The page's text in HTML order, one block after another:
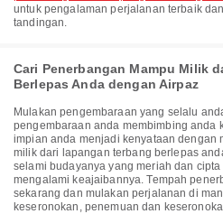
untuk pengalaman perjalanan terbaik
tandingan.
Cari Penerbangan Mampu Milik
Berlepas Anda dengan Airpaz
Mulakan pengembaraan yang selalu
pengembaraan anda membimbing anda
impian anda menjadi kenyataan dengan
milik dari lapangan terbang berlepas
selami budayanya yang meriah dan
mengalami keajaibannya. Tempah
sekarang dan mulakan perjalanan di
keseronokan, penemuan dan